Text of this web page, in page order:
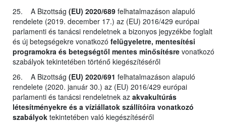
25. A Bizottság (EU) 2020/689 felhatalmazáson alapuló
rendelete (2019. december 17.) az (EU) 2016/429 európai
parlamenti és tanácsi rendeletnek a bizonyos jegyzékbe foglalt
és új betegségekre vonatkozó felügyeletre, mentesítési
programokra és betegségtől mentes minősítésre vonatkozó
szabályok tekintetében történő kiegészítéséről
26. A Bizottság (EU) 2020/691 felhatalmazáson alapuló
rendelete (2020. január 30.) az (EU) 2016/429 európai
parlamenti és tanácsi rendeletnek az akvakultúrás
létesítményekre és a víziállatok szállítóira vonatkozó
szabályok tekintetében való kiegészítéséről